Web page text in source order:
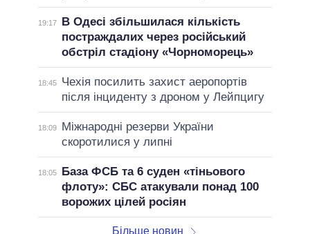
19:17
В Одесі збільшилася кількість
постраждалих через російський
обстріл стадіону «Чорноморець»
18:45
Чехія посилить захист аеропортів
після інциденту з дроном у Лейпцигу
18:09
Міжнародні резерви України
скоротилися у липні
18:05
База ФСБ та 6 суден «тіньового
флоту»: СБС атакували понад 100
ворожих цілей росіян
Більше новин